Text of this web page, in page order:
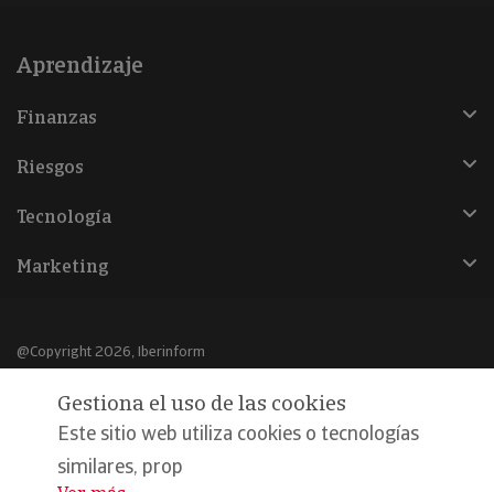
Aprendizaje
Finanzas
Riesgos
Tecnología
Marketing
@Copyright 2026, Iberinform
Aviso legal
Política de cookies
Declaración de privacidad
Gestiona el uso de las cookies
Este sitio web utiliza cookies o tecnologías
similares, prop